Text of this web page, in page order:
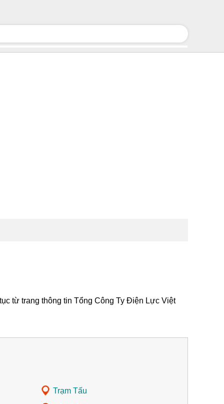
từ trang thông tin Tổng Công Ty Điện Lực Việt
Trạm Tấu